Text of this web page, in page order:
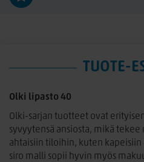
TUOTE-
Olki lipasto 40
Olki-sarjan tuotteet ovat
syvyytensä ansiosta, mikä
ahtaisiin tiloihin, kuten kapeisiin
siro malli sopii hyvin myös